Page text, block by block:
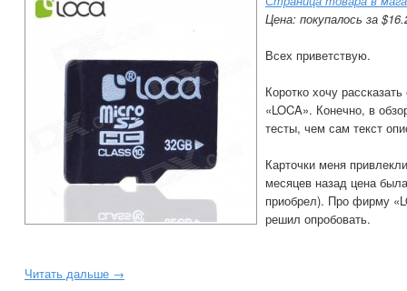
Цена: покупалось за
Всех приветствую.
Коротко хочу
«LOCA». Конечно, в
тесты, чем сам текст
Карточки меня
месяцев назад цена
приобрел). Про фирму
решил опробовать.
Читать дальше →